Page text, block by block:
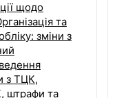
щодо
та
зміни з
з ТЦК,
штрафи та